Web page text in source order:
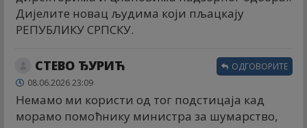
Дијелите новац људима који пљацкају
РЕПУБЛИКУ СРПСКУ.
СТЕВО ЂУРИЋ
08.06.2026 23:09
Немамо ми користи од тог подстицаја кад
морамо помоћнику министра за шумарство,
ОДГОВОРИТЕ